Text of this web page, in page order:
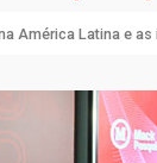
América Latina e